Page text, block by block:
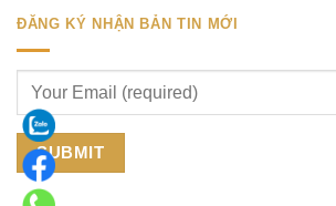
ĐĂNG KÝ NHẬN BẢN TIN MỚI